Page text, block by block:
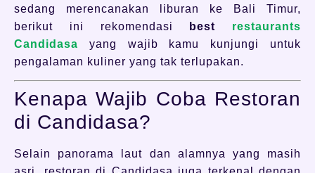
sedang merencanakan liburan ke Bali Timur,
berikut ini rekomendasi
best restaurants
Candidasa yang wajib kamu kunjungi untuk
pengalaman kuliner yang tak terlupakan.
Kenapa Wajib Coba Restoran
di Candidasa?
Selain panorama laut dan alamnya yang masih